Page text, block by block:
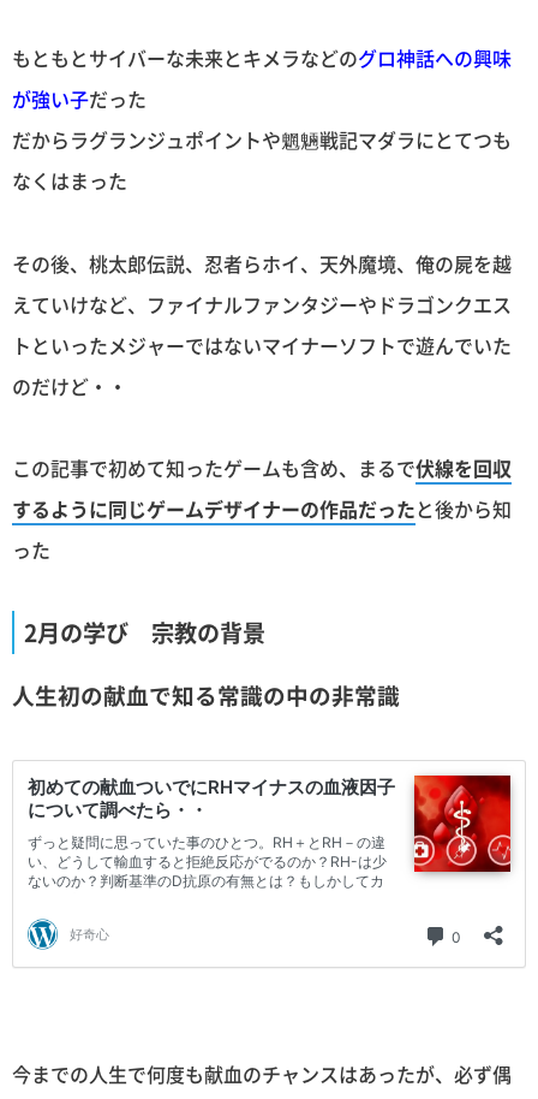
もともとサイバーな未来とキメラなどのグロ神話への興味
が強い子だった
だからラグランジュポイントや魍魎戦記マダラにとてつも
なくはまった
その後、桃太郎伝説、忍者らホイ、天外魔境、俺の屍を越
えていけなど、ファイナルファンタジーやドラゴンクエス
トといったメジャーではないマイナーソフトで遊んでいた
のだけど・・
この記事で初めて知ったゲームも含め、まるで伏線を回収
するように同じゲームデザイナーの作品だったと後から知
った
2月の学び 宗教の背景
人生初の献血で知る常識の中の非常識
今までの人生で何度も献血のチャンスはあったが、必ず偶